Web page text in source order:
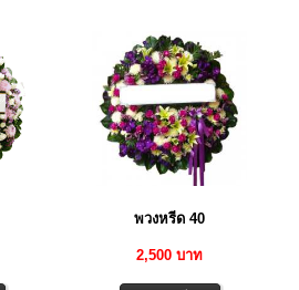
พวงหรีด 40
2,500 บาท